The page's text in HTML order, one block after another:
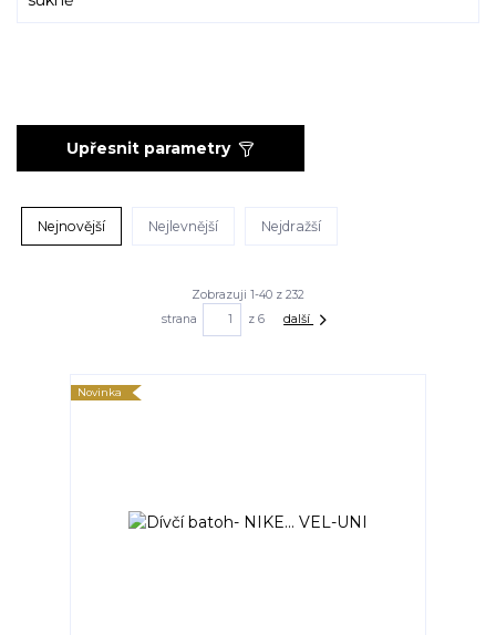
Upřesnit parametry
Nejnovější Nejlevnější Nejdražší
Zobrazuji 1-40 z 232
strana
z 6 další
Novinka